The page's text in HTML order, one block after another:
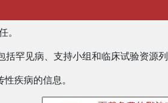
罕见病、支持小组和临床试验资源
疾病的信息。